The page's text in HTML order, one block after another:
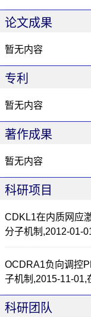
论文成果
暂无内容
专利
暂无内容
著作成果
暂无内容
科研项目
CDKL1在内质网应
分子机制,2012-01-
OCDRA1负向调控
子机制,2015-11-01,
科研团队